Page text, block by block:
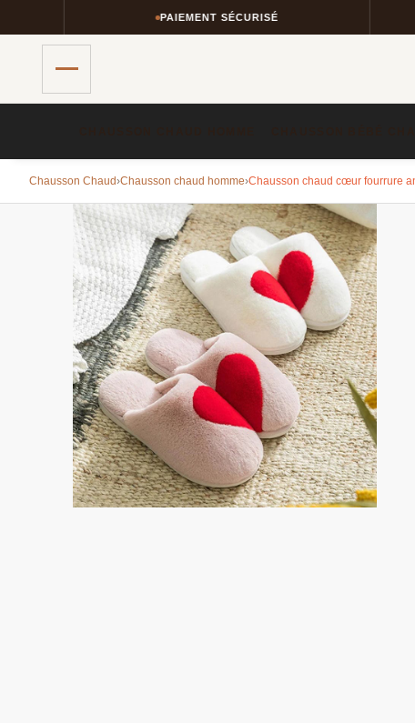
PAIEMENT SÉCURISÉ
Chausson Chaud›Chausson chaud homme​›Chausson chaud cœur fourrure